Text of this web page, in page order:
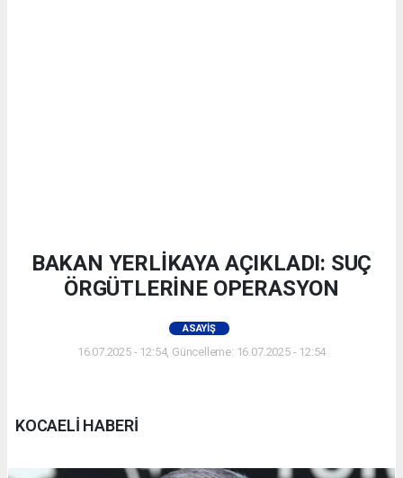
BAKAN YERLİKAYA AÇIKLADI: SUÇ
ÖRGÜTLERİNE OPERASYON
ASAYIŞ
16.07.2025 - 12:54, Güncelleme: 16.07.2025 - 12:54
KOCAELİ HABERİ